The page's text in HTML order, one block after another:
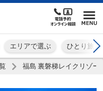
エリアで選ぶ ひとり旅
福島 裏磐梯レイクリゾー